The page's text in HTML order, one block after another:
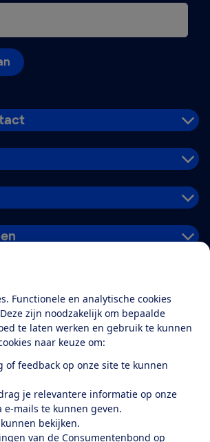
Functionele en analytische cookies
zijn noodzakelijk om bepaalde
te laten werken en gebruik te kunnen
naar keuze om:
of feedback op onze site te kunnen
je relevantere informatie op onze
e-mails te kunnen geven.
kunnen bekijken.
van de Consumentenbond op
Alles over de
app
Privacyverklaring